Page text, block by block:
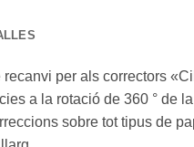
per als correctors
a la rotació de 360 ​​° de
sobre tot tipus de